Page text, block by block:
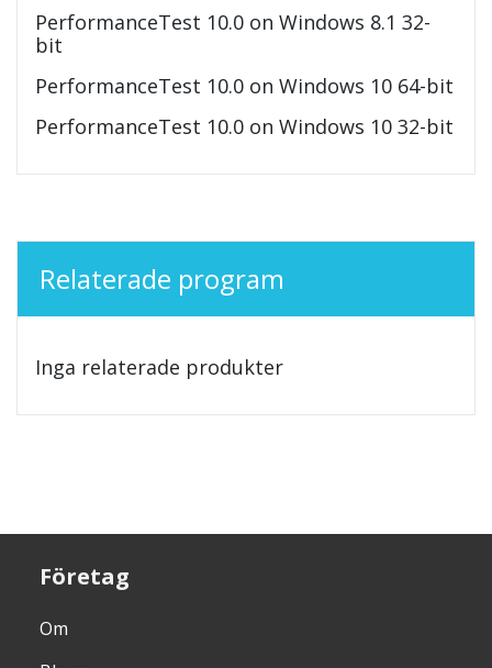
PerformanceTest 10.0 on Windows 8.1 32-
bit
PerformanceTest 10.0 on Windows 10 64-bit
PerformanceTest 10.0 on Windows 10 32-bit
Relaterade program
Inga relaterade produkter
Företag
Om